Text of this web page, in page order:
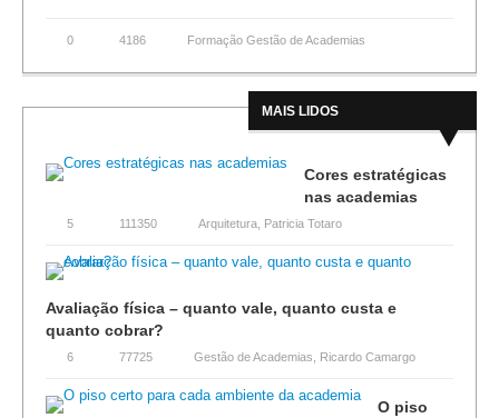
0 4186 Formação Gestão de Academias
MAIS LIDOS
Cores estratégicas
nas academias
5 111350 Arquitetura Patricia Totaro
Avaliação física – quanto vale, quanto custa e
quanto cobrar?
6 77725 Gestão de Academias Ricardo Camargo
O piso